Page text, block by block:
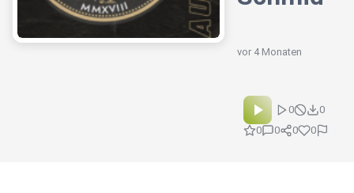
vor 4 Monaten
0
0
0
0 0 0